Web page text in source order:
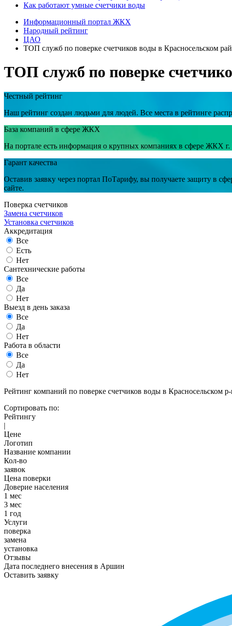
Как работают умные счетчики воды
Информационный портал ЖКХ
Народный рейтинг
ЦАО
ТОП служб по поверке счетчиков воды в Красносельском
ТОП служб по поверке
Честный рейтинг
Наш рейтинг создан людьми для людей. Все места в рейтинге
База компаний в сфере ЖКХ
На портале есть информация о крупных компаниях в сфере ЖКХ
Гарант качества
Оставив заявку через портал ПоТарифу, вы получаете защиту в
сайте.
Поверка счетчиков
Замена счетчиков
Установка счетчиков
Аккредитация
Все
Есть
Нет
Сантехнические работы
Все
Да
Нет
Выезд в день заказа
Все
Да
Нет
Работа в области
Все
Да
Нет
Рейтинг компаний по поверке счетчиков воды в Красносельском
Сортировать по:
Рейтингу
|
Цене
Логотип
Название компании
Кол-во
заявок
Цена поверки
Доверие населения
1 мес
3 мес
1 год
Услуги
поверка
замена
установка
Отзывы
Дата последнего внесения в Аршин
Оставить заявку